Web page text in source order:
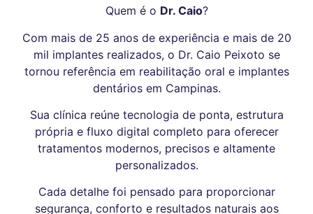
Quem é o Dr. Caio?
Com mais de 25 anos de experiência e mais de 20
mil implantes realizados, o Dr. Caio Peixoto se
tornou referência em reabilitação oral e implantes
dentários em Campinas.
Sua clínica reúne tecnologia de ponta, estrutura
própria e fluxo digital completo para oferecer
tratamentos modernos, precisos e altamente
personalizados.
Cada detalhe foi pensado para proporcionar
segurança, conforto e resultados naturais aos